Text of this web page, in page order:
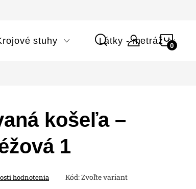
stuhy Látky - metráž
košeľa –
1
hodnotenia Kód:Zvoľte variant